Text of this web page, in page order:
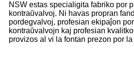
NSW estas specialigita fabriko por
kontraŭvalvoj. Ni havas propran
pordegvalvoj, profesian ekipaĵon
kontraŭvalvojn kaj profesian
provizos al vi la fontan prezon por